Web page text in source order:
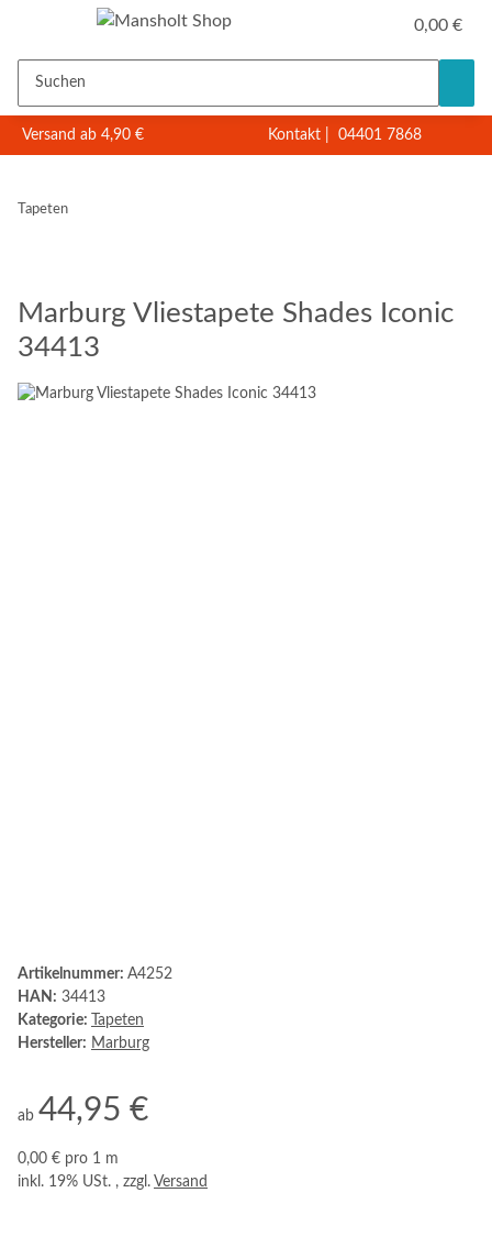
0,00 €
Versand ab 4,90 € Kontakt 04401 7868
Tapeten
Marburg Vliestapete Shades Iconic
34413
Artikelnummer: A4252
HAN: 34413
Kategorie:
Tapeten
Hersteller: Marburg
ab 44,95 €
0,00 € pro 1 m
inkl. 19% USt. , zzgl. Versand